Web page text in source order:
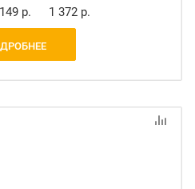
р. 1 372 р.